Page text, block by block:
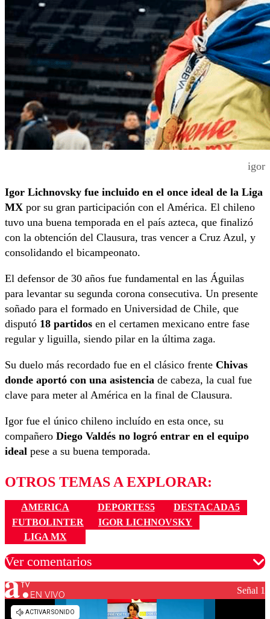
igor
Igor Lichnovsky fue incluido en el once ideal de la Liga
MX por su gran participación con el América. El chileno
tuvo una buena temporada en el país azteca, que finalizó
con la obtención del Clausura, tras vencer a Cruz Azul, y
consolidando el bicampeonato.
El defensor de 30 años fue fundamental en las Águilas
para levantar su segunda corona consecutiva. Un presente
soñado para el formado en Universidad de Chile, que
disputó 18 partidos en el certamen mexicano entre fase
regular y liguilla, siendo pilar en la última zaga.
Su duelo más recordado fue en el clásico frente Chivas
donde aportó con una asistencia de cabeza, la cual fue
clave para meter al América en la final de Clausura.
Igor fue el único chileno incluído en esta once, su
compañero Diego Valdés no logró entrar en el equipo
ideal pese a su buena temporada.
OTROS TEMAS A EXPLORAR:
AMERICA DEPORTES5
DESTACADA5
FUTBOLINTER
IGOR LICHNOVSKY
LIGA MX
Ver comentarios
Los comentarios son moderados para garantizar un
diálogo respetuoso.
EN VIVO Señal 1